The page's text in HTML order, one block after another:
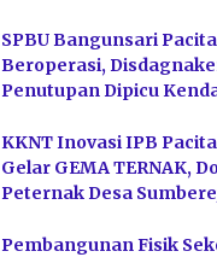
SPBU Bangunsari
Beroperasi,
Penutupan Dipicu
KKNT Inovasi IPB
Gelar GEMA TERNAK,
Peternak Desa
Pembangunan Fisik